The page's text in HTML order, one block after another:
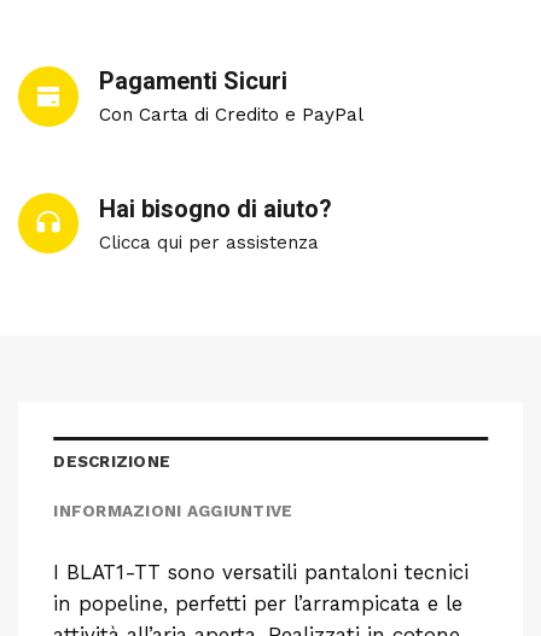
Pagamenti Sicuri
Con Carta di Credito e PayPal
Hai bisogno di aiuto?
Clicca qui per assistenza
DESCRIZIONE
INFORMAZIONI AGGIUNTIVE
I BLAT1-TT sono versatili pantaloni tecnici
in popeline, perfetti per l’arrampicata e le